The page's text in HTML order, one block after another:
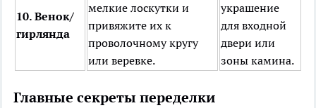
10. Венок/
гирлянда
мелкие лоскутки и
привяжите их к
проволочному кругу
или веревке.
украшение
для входной
двери или
зоны камина.
Главные секреты переделки